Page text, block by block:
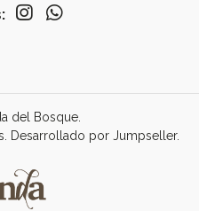
del Bosque.
Desarrollado por Jumpseller.